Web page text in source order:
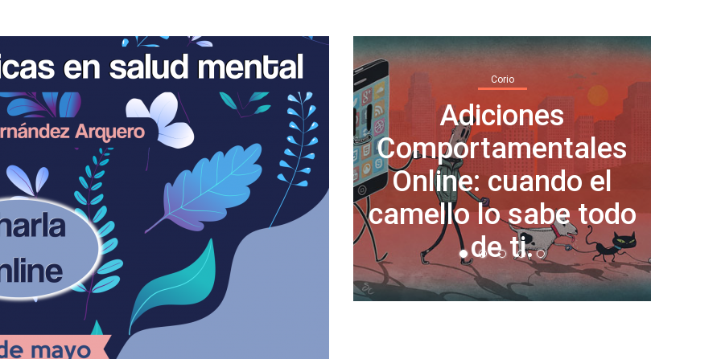
Corio
Adiciones
Comportamentales
Online: cuando el
camello lo sabe todo
de ti.
Corio
Normalicemos tomar
días libres por salud
mental